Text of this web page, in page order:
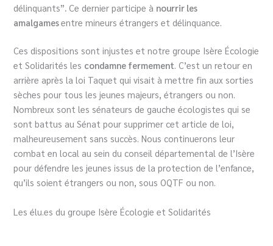
délinquants”. Ce dernier participe à nourrir les
amalgamesentre mineurs étrangers et délinquance.
Ces dispositions sont injustes et notre groupe Isère Écologie
et Solidarités les condamne fermement. C’est un retour en
arrière après la loi Taquet qui visait à mettre fin aux sorties
sèches pour tous les jeunes majeurs, étrangers ou non.
Nombreux sont les sénateurs de gauche écologistes qui se
sont battus au Sénat pour supprimer cet article de loi,
malheureusement sans succès. Nous continuerons leur
combat en local au sein du conseil départemental de l’Isère
pour défendre les jeunes issus de la protection de l’enfance,
qu’ils soient étrangers ou non, sous OQTF ou non.
Les élu.es du groupe Isère Écologie et Solidarités